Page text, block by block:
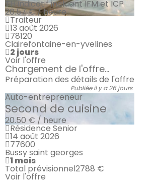
TH indicatif incluant IFM et ICP
20.57 € / heure
Traiteur
13 août 2026
78120
Clairefontaine-en-yvelines
2 jours
Voir l'offre
Chargement de l'offre...
Préparation des détails de l'offre
Publiée il y a 26 jours
Auto-entrepreneur
Second de cuisine
20.50 € / heure
Résidence Senior
14 août 2026
77600
Bussy saint georges
1 mois
Total prévisionnel2788 €
Voir l'offre